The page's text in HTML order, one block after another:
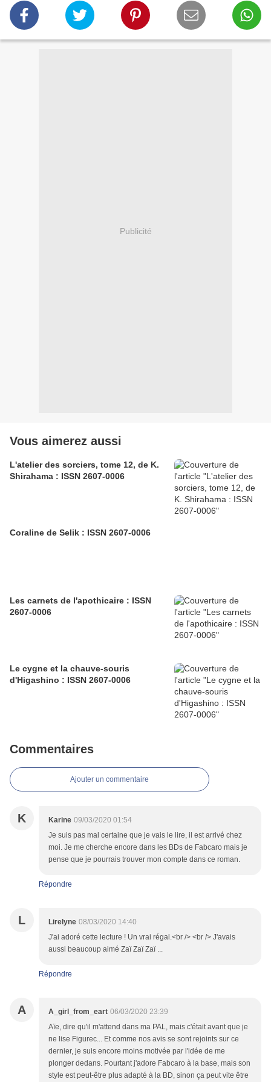
Publicité
Vous aimerez aussi
L'atelier des sorciers, tome 12, de K.
Shirahama : ISSN 2607-0006
Coraline de Selik : ISSN 2607-0006
Les carnets de l'apothicaire : ISSN
2607-0006
Le cygne et la chauve-souris
d'Higashino : ISSN 2607-0006
Commentaires
Ajouter un commentaire
K Karine 09/03/2020 01:54
Je suis pas mal certaine que je vais le lire, il est arrivé chez
moi. Je me cherche encore dans les BDs de Fabcaro mais je
pense que je pourrais trouver mon compte dans ce roman.
Répondre
L Lirelyne 08/03/2020 14:40
J'ai adoré cette lecture ! Un vrai régal.<br /> <br /> J'avais
aussi beaucoup aimé Zaï Zaï Zaï ...
Répondre
A A_girl_from_eart 06/03/2020 23:39
Aïe, dire qu'il m'attend dans ma PAL, mais c'était avant que je
ne lise Figurec... Et comme nos avis se sont rejoints sur ce
dernier, je suis encore moins motivée par l'idée de me
plonger dedans. Pourtant j'adore Fabcaro à la base, mais son
style est peut-être plus adapté à la BD, sinon ça peut vite être